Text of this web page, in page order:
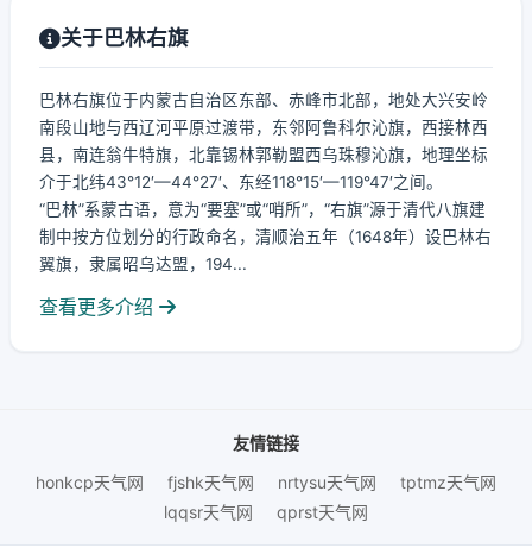
关于巴林右旗
巴林右旗位于内蒙古自治区东部、赤峰市北部，地处大兴安岭
南段山地与西辽河平原过渡带，东邻阿鲁科尔沁旗，西接林西
县，南连翁牛特旗，北靠锡林郭勒盟西乌珠穆沁旗，地理坐标
介于北纬43°12′—44°27′、东经118°15′—119°47′之间。
“巴林”系蒙古语，意为“要塞”或“哨所”，“右旗”源于清代八旗建
制中按方位划分的行政命名，清顺治五年（1648年）设巴林右
翼旗，隶属昭乌达盟，194...
查看更多介绍
友情链接
honkcp天气网
fjshk天气网 nrtysu天气网
tptmz天气网
lqqsr天气网
qprst天气网